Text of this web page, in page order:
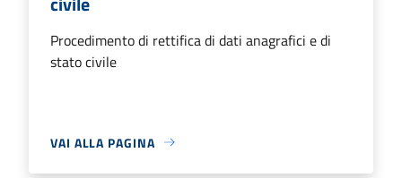
Procedimento di rettifica di dati anagrafici e di
stato civile
VAI ALLA PAGINA